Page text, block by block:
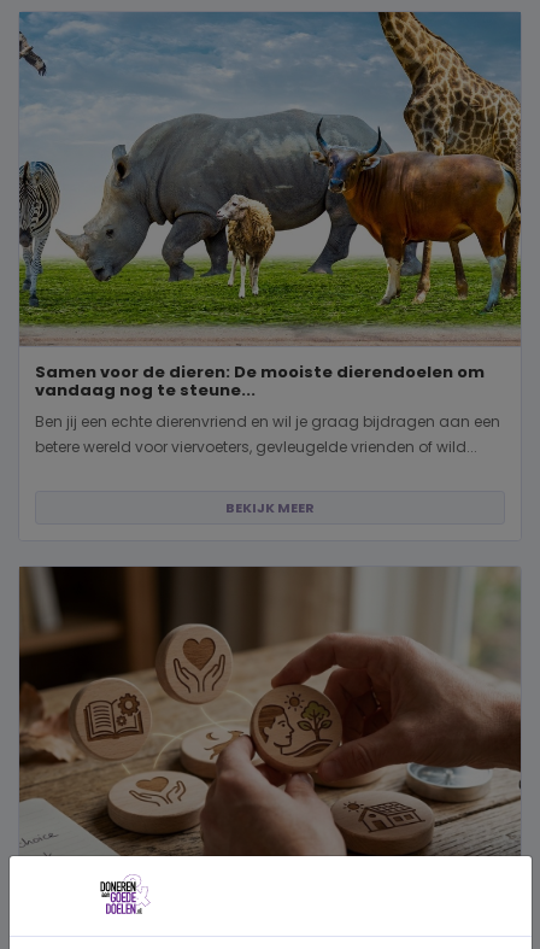
Samen voor de dieren: De mooiste dierendoelen om
vandaag nog te steune...
Ben jij een echte dierenvriend en wil je graag bijdragen aan een
betere wereld voor viervoeters, gevleugelde vrienden of wild...
BEKIJK MEER